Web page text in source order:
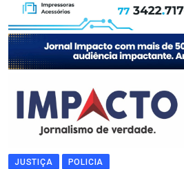
JUSTIÇA POLICIA